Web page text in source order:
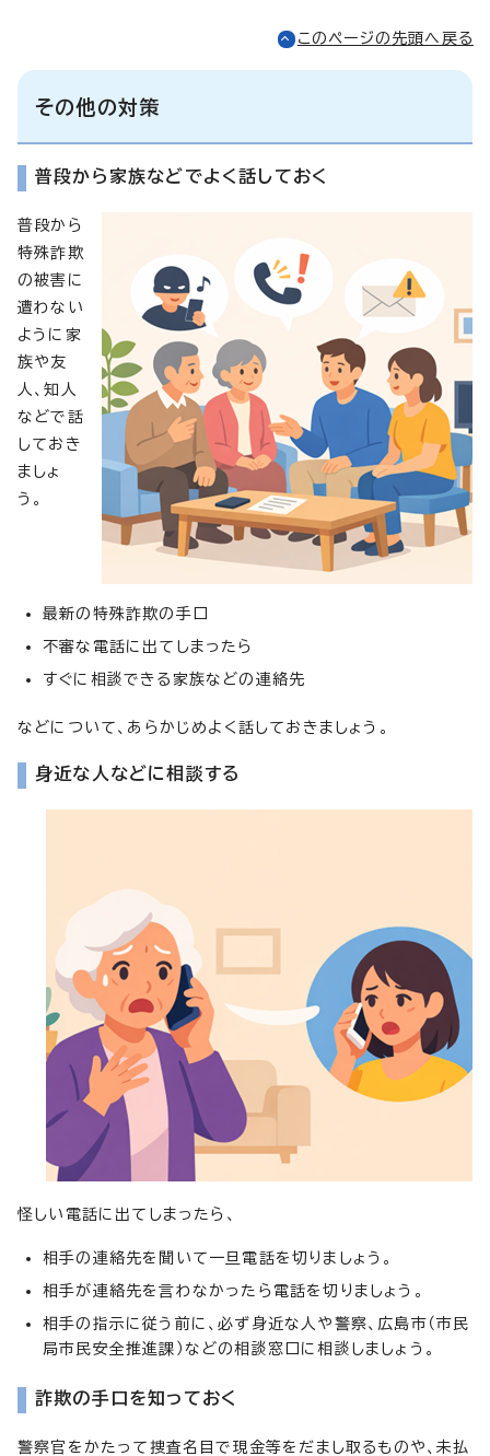
このページの先頭へ戻る
その他の対策
普段から家族などでよく話しておく
普段から
特殊詐欺
の被害に
遭わない
ように家
族や友
人、知人
などで話
しておき
ましょ
う。
最新の特殊詐欺の手口
不審な電話に出てしまったら
すぐに相談できる家族などの連絡先
などについて、あらかじめよく話しておきましょう。
身近な人などに相談する
怪しい電話に出てしまったら、
相手の連絡先を聞いて一旦電話を切りましょう。
相手が連絡先を言わなかったら電話を切りましょう。
相手の指示に従う前に、必ず身近な人や警察、広島市（市民
局市民安全推進課）などの相談窓口に相談しましょう。
詐欺の手口を知っておく
警察官をかたって捜査名目で現金等をだまし取るものや、未払